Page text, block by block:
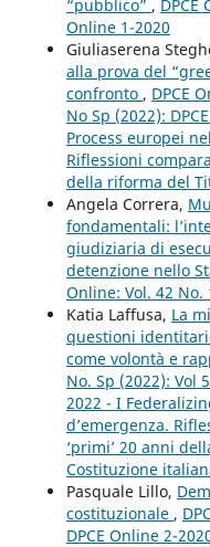
“pubblico” , DPCE
Online 1-2020
Giuliaserena
alla prova del
confronto , DPCE
No Sp (2022):
Process europei
Riflessioni
della riforma del
Angela Correra,
fondamentali:
giudiziaria di
detenzione nello
Online: Vol. 42 No.
Katia Laffusa, La
questioni
come volontà e
No. Sp (2022): Vol
2022 - I
d’emergenza.
‘primi’ 20 anni
Costituzione
Pasquale Lillo,
costituzionale ,
DPCE Online 2-